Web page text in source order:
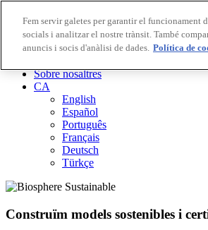
Destinacions Biosphere
Empreses Biosphere
Sobre nosaltres
CA
English
Español
Português
Français
Deutsch
Türkçe
Construïm models sostenibles i
Fem servir galetes per garantir el
socials i analitzar el nostre trànsit. També
anuncis i socis d'anàlisi de dades. Política de